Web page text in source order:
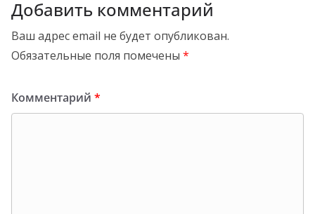
Добавить комментарий
Ваш адрес email не будет опубликован.
Обязательные поля помечены *
Комментарий *